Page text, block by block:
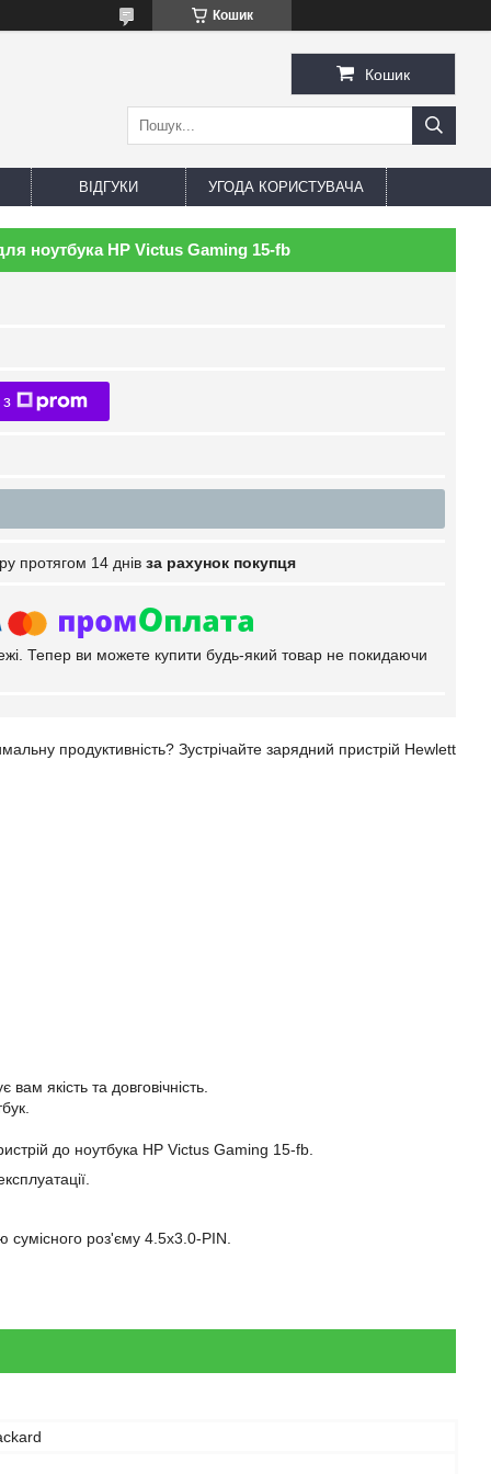
Кошик
Кошик
ВІДГУКИ УГОДА КОРИСТУВАЧА
ноутбука HP Victus Gaming 15-fb
протягом 14 днів за рахунок покупця
Тепер ви можете купити будь-який товар не покидаючи
продуктивність? Зустрічайте зарядний пристрій Hewlett
якість та довговічність.
до ноутбука HP Victus Gaming 15-fb.
сумісного роз'єму 4.5х3.0-PIN.